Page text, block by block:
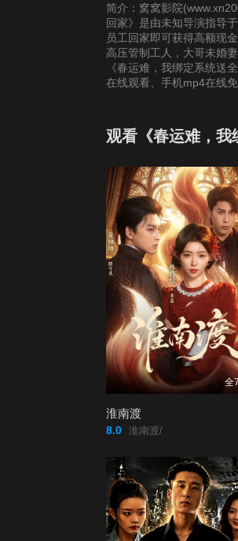
55
61
79
简介：窝窝影院
回家》是由未知导演指导
员工回家即可获得高额现
高压管制工人，大哥未婚
《春运难，我绑定系统送
在线观看、手机mp4在线
观看《春运难，我
全
淮南渡
8.0 淮南渡/